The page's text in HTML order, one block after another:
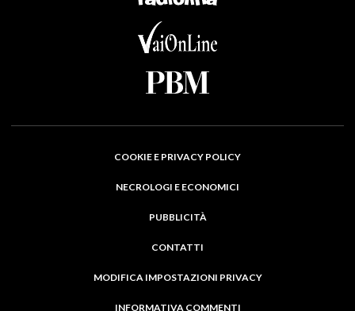
COOKIE E PRIVACY POLICY
NECROLOGI E ECONOMICI
PUBBLICITÀ
CONTATTI
MODIFICA IMPOSTAZIONI PRIVACY
INFORMATIVA COMMENTI